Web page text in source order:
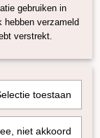
gebruiken in
hebben verzameld
verstrekt.
toestaan
niet akkoord